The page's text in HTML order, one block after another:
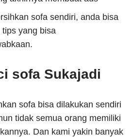
sofa sendiri, anda bisa
yang bisa
sofa Sukajadi
sofa bisa dilakukan sendiri
tidak semua orang memiliki
Dan kami yakin banyak